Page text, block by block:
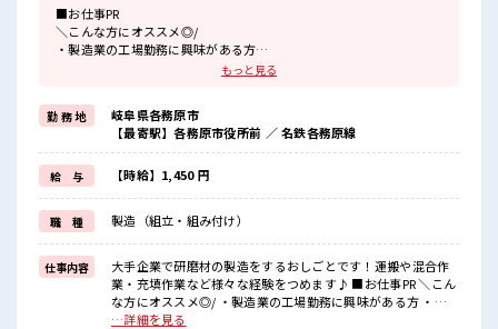
■お仕事PR
＼こんな方にオススメ◎/
・製造業の工場勤務に興味がある方
《うれしい手当あり*》
慰労金が最大月5万円！
手当があるからさらに頑張れそう♪
《未経験スタートOK*》
初めてで不安な方もご安心ください！
フォロー体制バッチリ★
イチからスキルUP・ステップUP目指していきましょう！
《マイカー通勤可能》無料駐車場・駐輪場あり！
《交替勤務×残業で収入アップ*》
残業が適度にあるのでしっかり稼げる！
頑張った分しっかり返ってくるからヤリガイ抜群★
■職場の雰囲気
もっと見る
勤 務 地
岐阜県各務原市
【最寄駅】各務原市役所前 ／ 名鉄各務原線
給 与 【時給】1,450 円
職 種 製造（組立・組み付け）
仕事内容
大手企業で研磨材の製造をするおしごとです！運搬や混合作
業・充填作業など様々な経験をつめます♪ ■お仕事PR ＼こん
な方にオススメ◎/ ・製造業の工場勤務に興味がある方 ・高
収入希望の方 ・すぐに働きたい方 《うれしい手当あり*》 慰
…詳細を見る